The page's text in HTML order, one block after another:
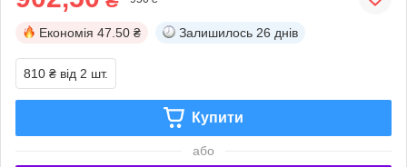
Економія 47.50 ₴ Залишилось 26 днів
810 ₴ від 2 шт.
Купити
або